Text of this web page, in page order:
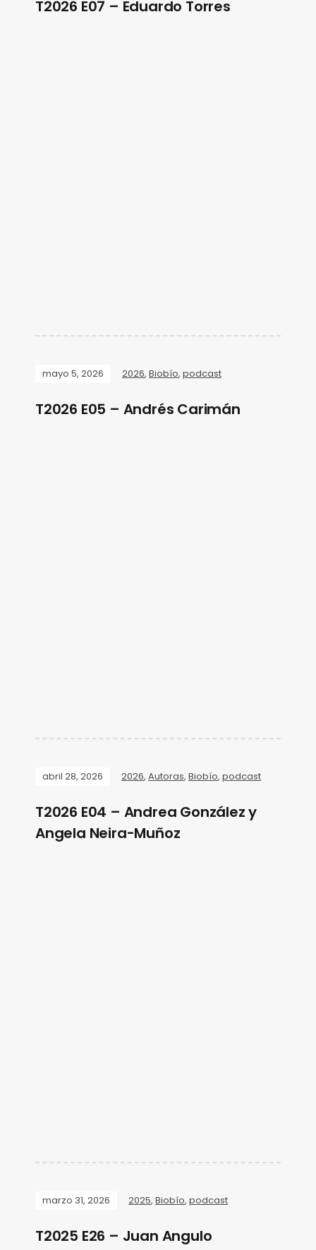
T2026 E07 – Eduardo Torres
mayo 5, 2026 2026, Biobío, podcast
T2026 E05 – Andrés Carimán
abril 28, 2026 2026, Autoras, Biobío, podcast
T2026 E04 – Andrea González y
Angela Neira-Muñoz
marzo 31, 2026 2025, Biobío, podcast
T2025 E26 – Juan Angulo